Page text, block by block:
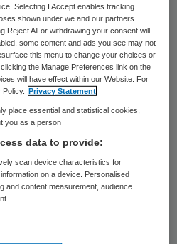
als directeur van de
voor Psychiatrie
2012
Selecting I Accept enables tracking
shown under we and our partners
Reject All or withdrawing your consent will
some content and ads you see may not
this menu to change your choices or
the Manage Preferences link on the
will have effect within our Website. For
Privacy Statement
place essential and statistical cookies,
you as a person
data to provide:
scan device characteristics for
on a device. Personalised
and content measurement, audience